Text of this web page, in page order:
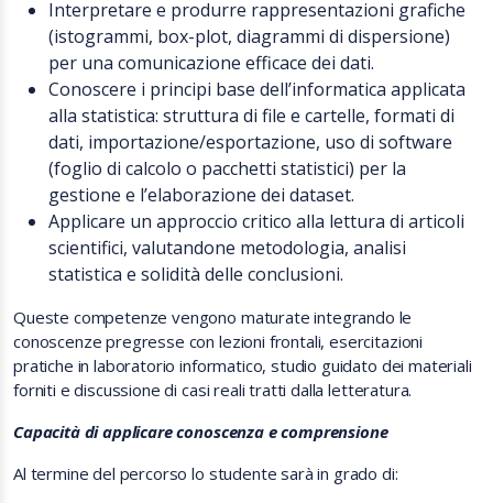
Interpretare e produrre rappresentazioni grafiche
(istogrammi, box-plot, diagrammi di dispersione)
per una comunicazione efficace dei dati.
Conoscere i principi base dell’informatica applicata
alla statistica: struttura di file e cartelle, formati di
dati, importazione/esportazione, uso di software
(foglio di calcolo o pacchetti statistici) per la
gestione e l’elaborazione dei dataset.
Applicare un approccio critico alla lettura di articoli
scientifici, valutandone metodologia, analisi
statistica e solidità delle conclusioni.
Queste competenze vengono maturate integrando le
conoscenze pregresse con lezioni frontali, esercitazioni
pratiche in laboratorio informatico, studio guidato dei materiali
forniti e discussione di casi reali tratti dalla letteratura.
Capacità di applicare conoscenza e comprensione
Al termine del percorso lo studente sarà in grado di: